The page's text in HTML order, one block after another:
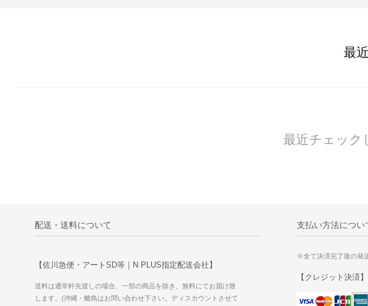
最
最近チェック
配送・送料について
【佐川急便・アートSD等｜N PLUS指定配送会社】
送料は通常軒先渡しの場合、一部の商品を除き、無料にてお届け致
します。(沖縄・離島はお問い合わせ下さい。ディスカウントさせて
支払い方法につい
※全て決済完了後の発
【クレジット決済】